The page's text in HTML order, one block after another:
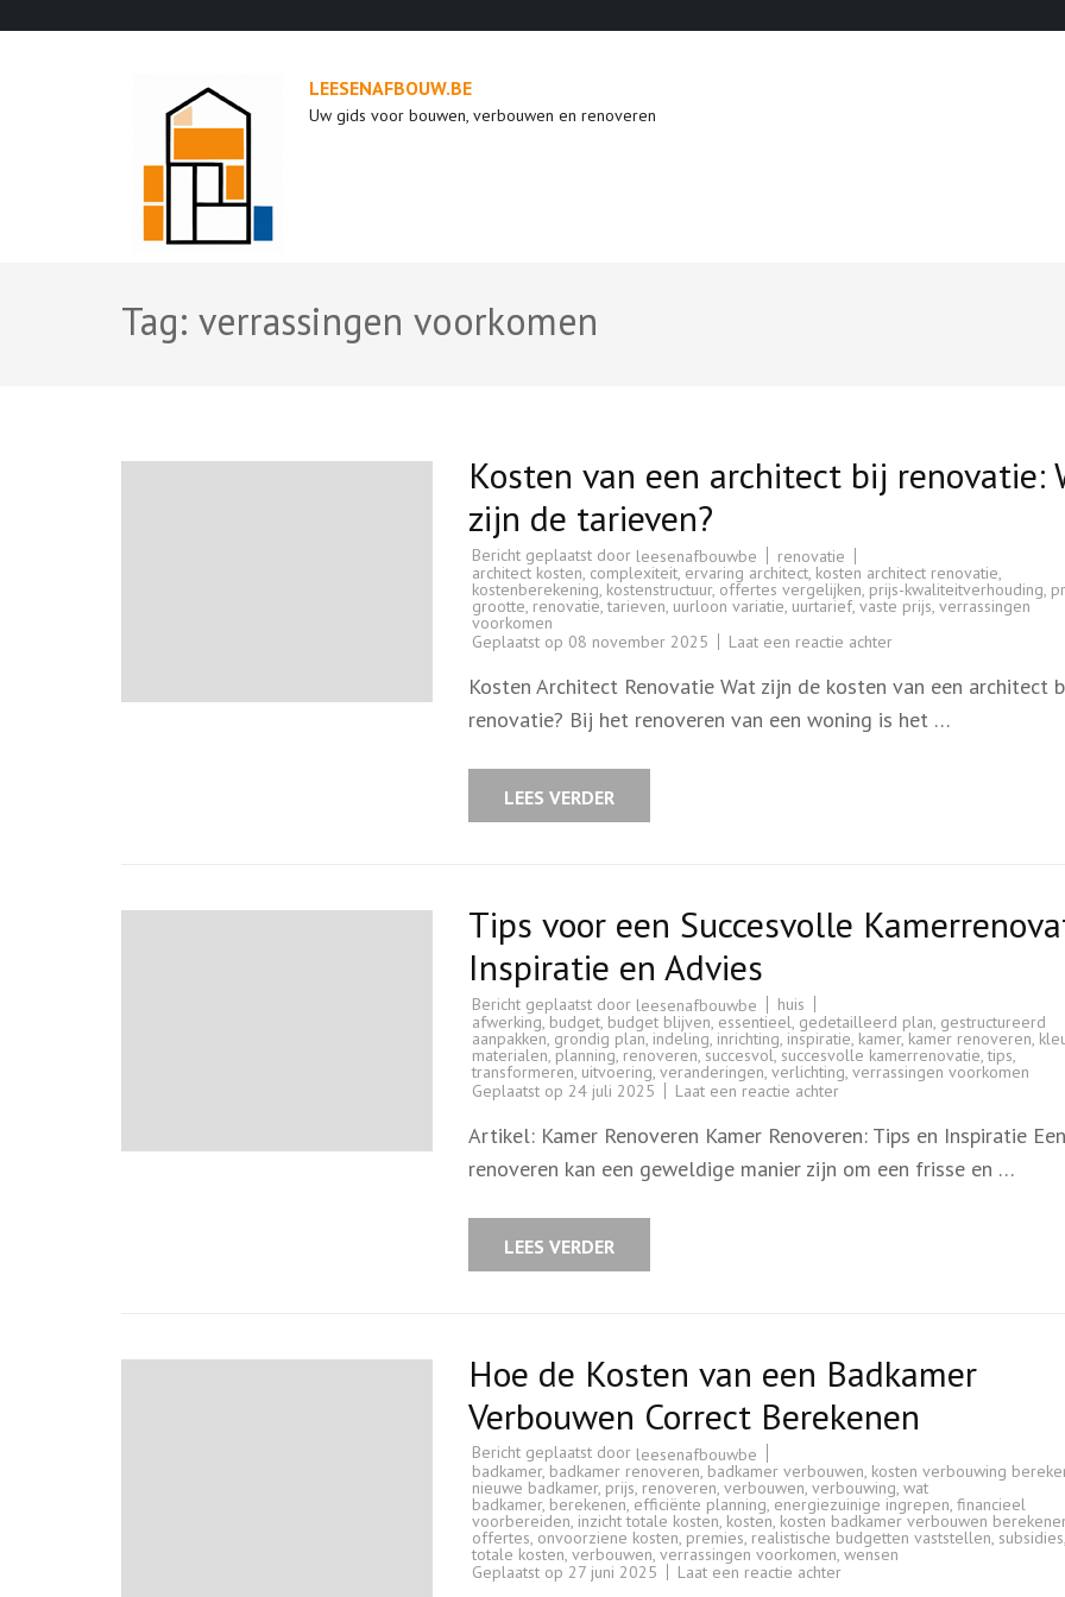
LEESENAFBOUW.BE
Uw gids voor bouwen, verbouwen en renoveren
Tag: verrassingen voorkomen
Kosten van een architect bij renovatie:
zijn de tarieven?
Bericht geplaatst door leesenafbouwbe
renovatie
architect kosten, complexiteit, ervaring architect, kosten architect renovatie,
kostenberekening, kostenstructuur, offertes vergelijken, prijs-kwaliteitverhouding,
grootte, renovatie,tarieven, uurloon variatie, uurtarief, vaste prijs, verrassingen
voorkomen
Geplaatst op 08 november 2025 Laat een reactie achterop
een
bij
Kosten Architect Renovatie Wat zijn de kosten van een architect
renovatie? Bij het renoveren van een woning is het …
LEES VERDER
Tips voor een Succesvolle
Inspiratie en Advies
Bericht geplaatst door leesenafbouwbe
huis
afwerking, budget, budget blijven, essentieel, gedetailleerd plan, gestructureerd
aanpakken, grondig plan, indeling, inrichting, inspiratie, kamer, kamer renoveren,
materialen, planning, renoveren,succesvol, succesvolle kamerrenovatie,tips,
transformeren, uitvoering, veranderingen, verlichting, verrassingen voorkomen
Geplaatst op 24 juli 2025 Laat een reactie achterop
een
Kamerrenovatie:
Artikel: Kamer Renoveren Kamer Renoveren: Tips en Inspiratie
renoveren kan een geweldige manier zijn om een frisse en …
LEES VERDER
Hoe de Kosten van een Badkamer
Verbouwen Correct Berekenen
Bericht geplaatst door leesenafbouwbe
badkamer, badkamer renoveren, badkamer verbouwen, kosten verbouwing
nieuwe badkamer, prijs, renoveren, verbouwen, verbouwing, wat
badkamer, berekenen, efficiënte planning, energiezuinige ingrepen, financieel
voorbereiden, inzicht totale kosten, kosten, kosten badkamer verbouwen
offertes, onvoorziene kosten, premies, realistische budgetten vaststellen, subsidies,
totale kosten, verbouwen, verrassingen voorkomen, wensen
Geplaatst op 27 juni 2025 Laat een reactie achterop